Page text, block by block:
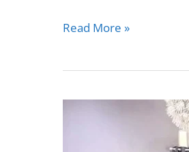
Ukuran
Jendela
Read More »